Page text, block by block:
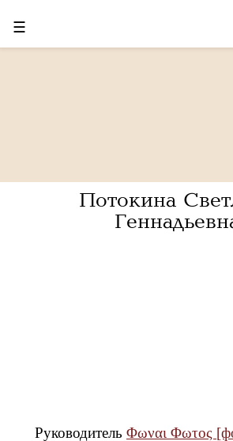
☰
Потокина
Руководитель Φωναι Φωτος